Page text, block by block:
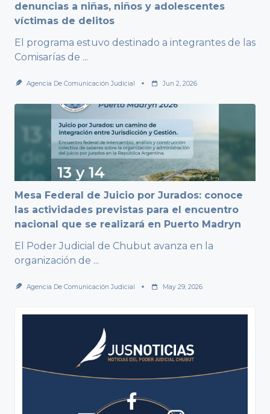
denuncias a niñas, niños y adolescentes
víctimas de delitos
El programa estuvo destinado a integrantes de las
Comisarías de ...
Agencia De Comunicación Judicial Jun 2, 2026
Mesa Federal de Juicio por Jurados: conoce
las actividades previstas para el encuentro
nacional que se realizará en Puerto Madryn
El Poder Judicial de Chubut avanza en la
organización de ...
Agencia De Comunicación Judicial May 29, 2026